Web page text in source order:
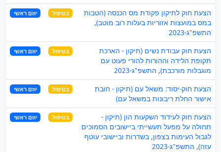
הצעת חוק לתיקון פקודת מס הכנסה (הטבות
במס במועצות אזוריות בעלות רוב מוטב),
התשפ"ג-2023
בטיפול יוזם ראשי
הצעת חוק עבודת נשים (תיקון - הארכת
תקופת הלידה וההורות להורי פעוט עם
מוגבלות מורכבת), התשפ"ג-2023
בטיפול יוזם ראשי
הצעת חוק-יסוד: משאל עם (תיקון - חובת
אישור החלת ריבונות במשאל עם)
בטיפול יוזם ראשי
הצעת חוק לעידוד השקעות הון (תיקון -
תחולה על מפעל תעשייתי ביישובים הסמוכים
לגבול העימות בצפון, בשדרות וביישובי עוטף
עזה), התשפ"ג-2023
בטיפול יוזם ראשי